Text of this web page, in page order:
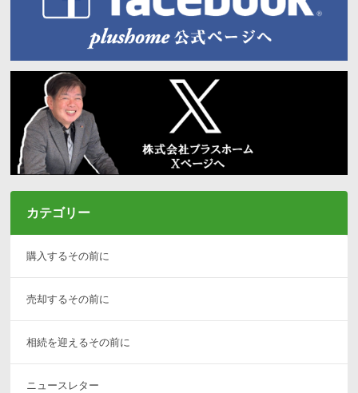
カテゴリー
購入するその前に
売却するその前に
相続を迎えるその前に
ニュースレター